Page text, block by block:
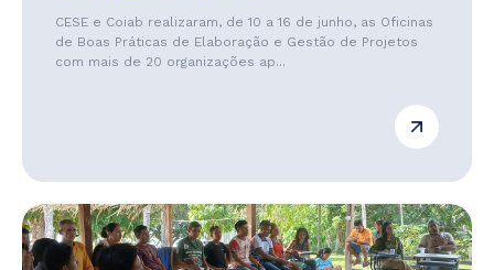
CESE e Coiab realizaram, de 10 a 16 de junho, as Oficinas
de Boas Práticas de Elaboração e Gestão de Projetos
com mais de 20 organizações ap...